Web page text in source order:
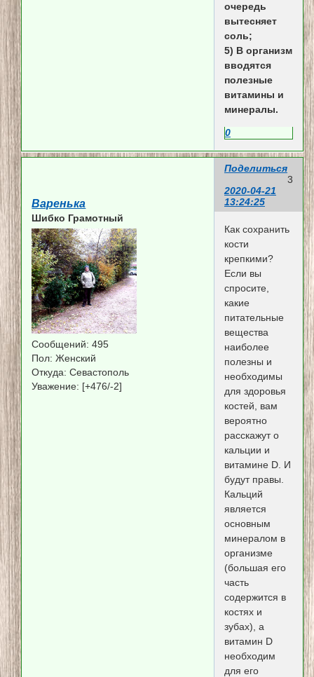
очередь
вытесняет
соль;
5) В организм
вводятся
полезные
витамины и
минералы.
0
Поделиться
3
2020-04-21
13:24:25
Варенька
Шибко Грамотный
Сообщений: 495
Пол: Женский
Откуда: Севастополь
Уважение: [+476/-2]
Как сохранить
кости
крепкими?
Если вы
спросите,
какие
питательные
вещества
наиболее
полезны и
необходимы
для здоровья
костей, вам
вероятно
расскажут о
кальции и
витамине D. И
будут правы.
Кальций
является
основным
минералом в
организме
(большая его
часть
содержится в
костях и
зубах), а
витамин D
необходим
для его